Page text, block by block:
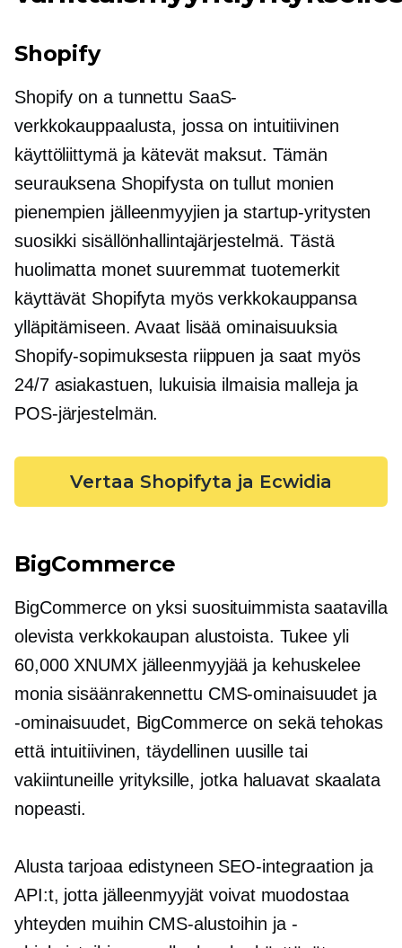
Shopify
Shopify on a tunnettu SaaS-
verkkokauppaalusta, jossa on intuitiivinen
käyttöliittymä ja kätevät maksut. Tämän
seurauksena Shopifysta on tullut monien
pienempien jälleenmyyjien ja startup-yritysten
suosikki sisällönhallintajärjestelmä. Tästä
huolimatta monet suuremmat tuotemerkit
käyttävät Shopifyta myös verkkokauppansa
ylläpitämiseen. Avaat lisää ominaisuuksia
Shopify-sopimuksesta riippuen ja saat myös
24/7 asiakastuen, lukuisia ilmaisia ​​malleja ja
POS-järjestelmän.
Vertaa Shopifyta ja Ecwidia
BigCommerce
BigCommerce on yksi suosituimmista saatavilla
olevista verkkokaupan alustoista. Tukee yli
60,000 XNUMX jälleenmyyjää ja kehuskelee
moniasisäänrakennettu CMS-ominaisuudet ja
-ominaisuudet, BigCommerce on sekä tehokas
että intuitiivinen, täydellinen uusille tai
vakiintuneille yrityksille, jotka haluavat skaalata
nopeasti.
Alusta tarjoaa edistyneen SEO-integraation ja
API:t, jotta jälleenmyyjät voivat muodostaa
yhteyden muihin CMS-alustoihin ja -